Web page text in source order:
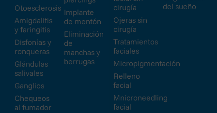
Otoesclerosis
Amigdalitis
y faringitis
Disfonías y
ronqueras
Glándulas
salivales
Ganglios
Chequeos
al fumador
Implante
de mentón
Eliminación
de
manchas y
berrugas
cirugía
Ojeras sin
cirugía
Tratamientos
faciales
Micropigmentación
Relleno
facial
Mnicroneedling
facial
del sueño